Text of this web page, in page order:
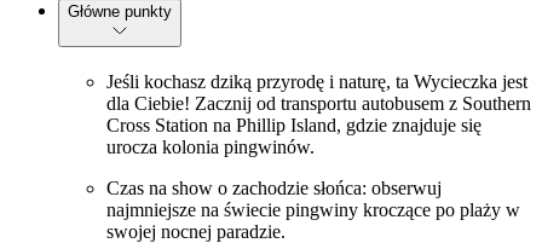
Główne punkty
Jeśli kochasz dziką przyrodę i naturę, ta Wycieczka jest
dla Ciebie! Zacznij od transportu autobusem z Southern
Cross Station na Phillip Island, gdzie znajduje się
urocza kolonia pingwinów.
Czas na show o zachodzie słońca: obserwuj
najmniejsze na świecie pingwiny kroczące po plaży w
swojej nocnej paradzie.